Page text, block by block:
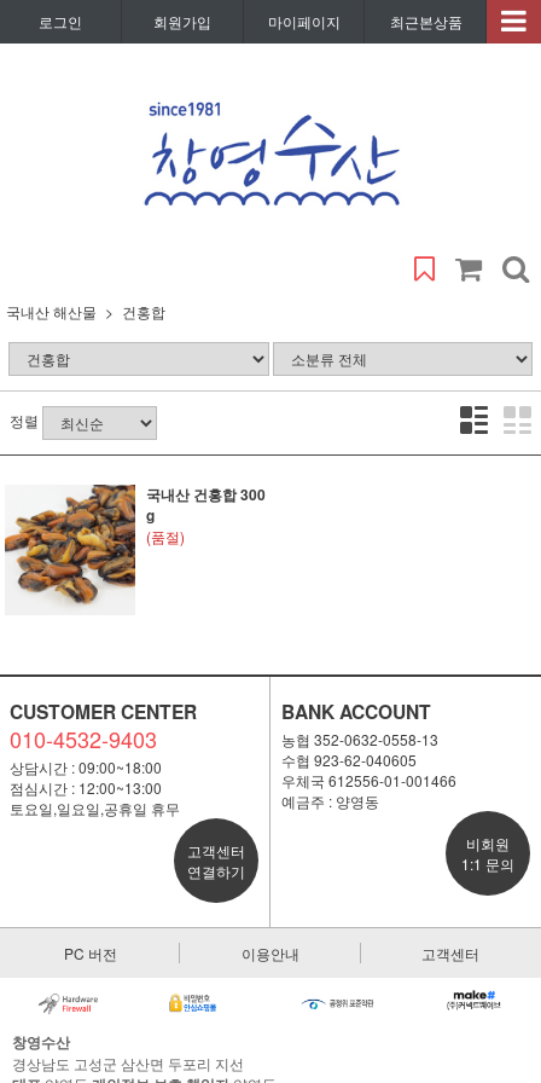
로그인 회원가입 마이페이지 최근본상품
국내산 해산물 건홍합
정렬
국내산 건홍합 300
g
(품절)
CUSTOMER CENTER
010-4532-9403
상담시간 : 09:00~18:00
점심시간 : 12:00~13:00
토요일,일요일,공휴일 휴무
고객센터
연결하기
BANK ACCOUNT
농협 352-0632-0558-13
수협 923-62-040605
우체국 612556-01-001466
예금주 : 양영동
비회원
1:1 문의
PC 버전 이용안내 고객센터
창영수산
경상남도 고성군 삼산면 두포리 지선